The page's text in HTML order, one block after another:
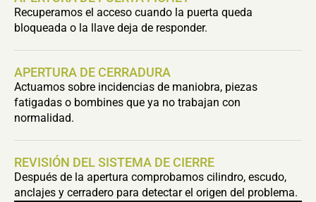
Recuperamos el acceso cuando la puerta queda
bloqueada o la llave deja de responder.
APERTURA DE CERRADURA
Actuamos sobre incidencias de maniobra, piezas
fatigadas o bombines que ya no trabajan con
normalidad.
REVISIÓN DEL SISTEMA DE CIERRE
Después de la apertura comprobamos cilindro, escudo,
anclajes y cerradero para detectar el origen del problema.